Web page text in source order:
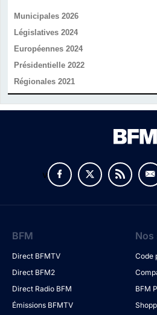
Municipales 2026
Législatives 2024
Européennes 2024
Présidentielle 2022
Régionales 2021
v
BFM
Direct BFMTV
Direct BFM2
Direct Radio BFM
Émissions BFMTV
Nos
Code
BFM